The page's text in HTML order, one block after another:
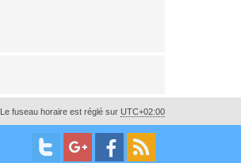
Le fuseau horaire est réglé sur UTC+02:00